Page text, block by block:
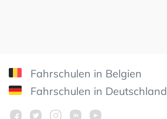
Fahrschulen in Belgien
Fahrschulen in Deutschland